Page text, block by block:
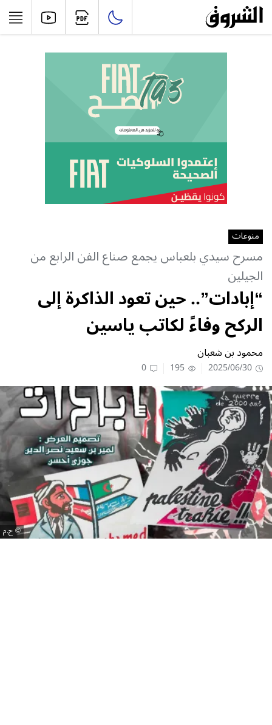
منوعات
مسرح سيدي بلعباس يجمع صناع الفن الرابع من
الجيلين
“إبادات”.. حين تعود الذاكرة إلى
الركح وفاءً لكاتب ياسين
محمود بن شعبان
2025/06/30
195
0
ح.م